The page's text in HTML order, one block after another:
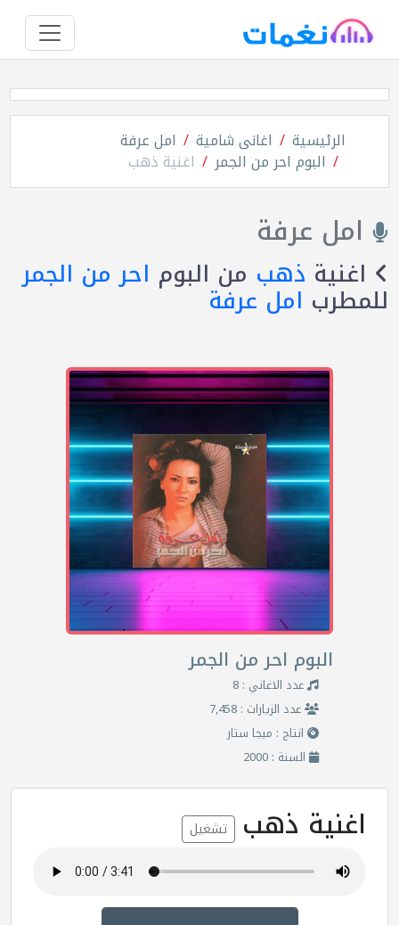
الرئيسية اغانى شامية امل عرفة
البوم احر من الجمر اغنية ذهب
امل عرفة
اغنية ذهب من البوم احر من الجمر
للمطرب امل عرفة
البوم احر من الجمر
عدد الاغاني : 8
عدد الزيارات : 7,458
انتاج : ميجا ستار
السنة : 2000
اغنية ذهب تشغيل